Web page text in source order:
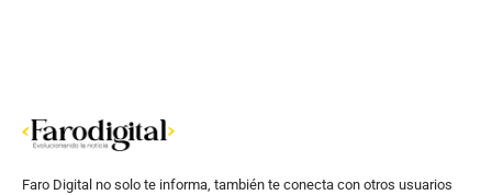
Faro Digital no solo te informa, también te conecta con otros usuarios